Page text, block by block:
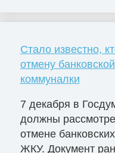
Стало известно,
отмену
коммуналки
7 декабря в
должны
отмене
ЖКУ. Документ